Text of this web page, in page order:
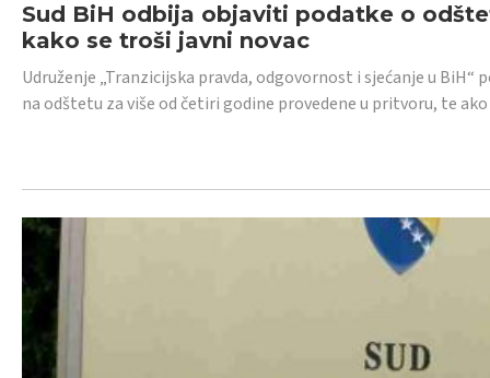
Sud BiH odbija objaviti podatke o
kako se troši javni novac
Udruženje „Tranzicijska pravda, odgovornost i sjećanje u
na odštetu za više od četiri godine provedene u pritvoru, te